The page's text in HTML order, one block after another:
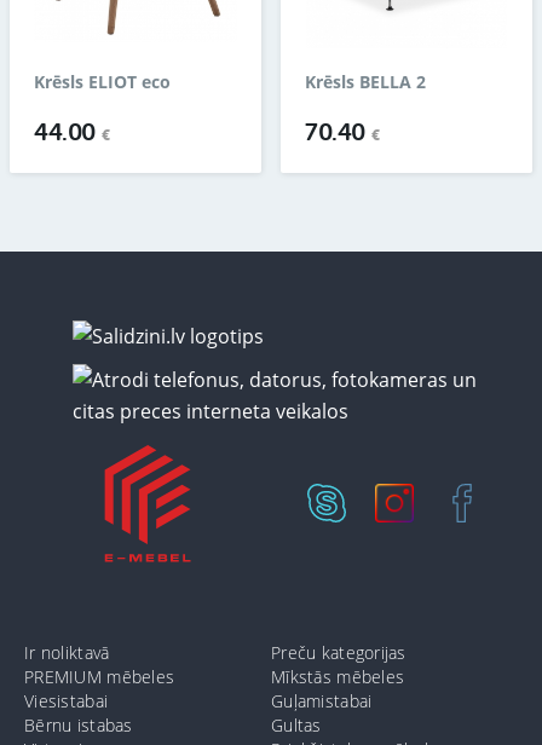
Krēsls ELIOT eco
44.00 €
Krēsls BELLA 2
70.40 €
Ir noliktavā
Preču kategorijas
PREMIUM mēbeles
Mīkstās mēbeles
Viesistabai
Guļamistabai
Bērnu istabas
Gultas